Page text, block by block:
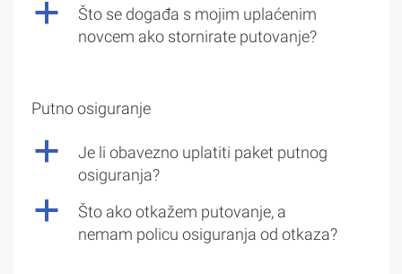
a
Što se događa s mojim uplaćenim
novcem ako stornirate putovanje?
Putno osiguranje
a
Je li obavezno uplatiti paket putnog
osiguranja?
a
Što ako otkažem putovanje, a
nemam policu osiguranja od otkaza?